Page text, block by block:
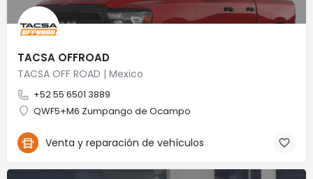
TACSA OFFROAD
TACSA OFF ROAD | Mexico
+52 55 6501 3889
QWF5+M6 Zumpango de Ocampo
Venta y reparación de vehículos